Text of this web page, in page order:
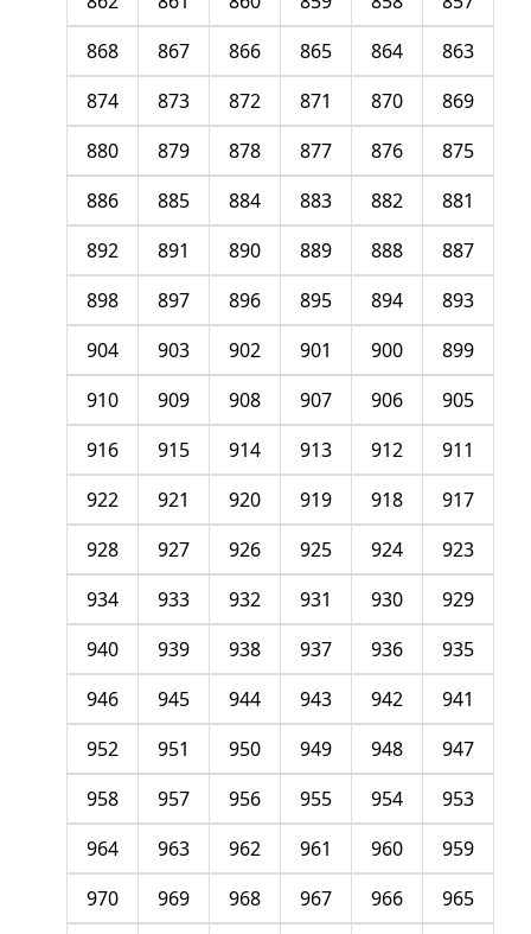
863
864
865
866
867
868
869
870
871
872
873
874
875
876
877
878
879
880
881
882
883
884
885
886
887
888
889
890
891
892
893
894
895
896
897
898
899
900
901
902
903
904
905
906
907
908
909
910
911
912
913
914
915
916
917
918
919
920
921
922
923
924
925
926
927
928
929
930
931
932
933
934
935
936
937
938
939
940
941
942
943
944
945
946
947
948
949
950
951
952
953
954
955
956
957
958
959
960
961
962
963
964
965
966
967
968
969
970